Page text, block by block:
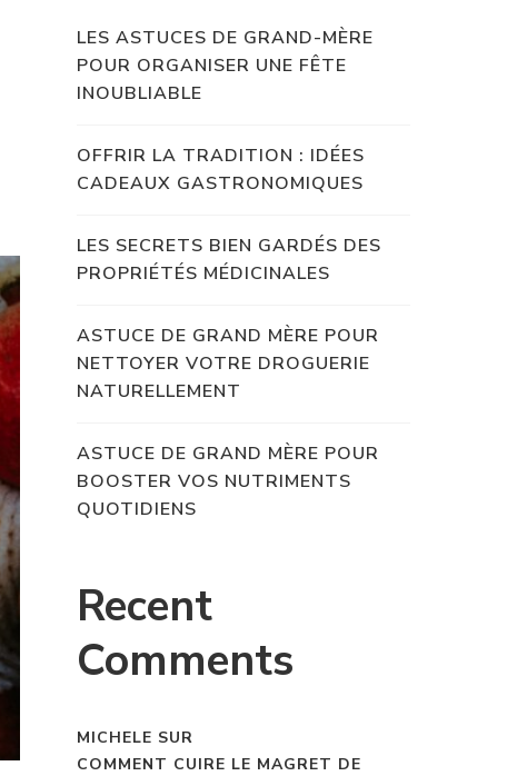
LES ASTUCES DE GRAND-MÈRE
POUR ORGANISER UNE FÊTE
INOUBLIABLE
OFFRIR LA TRADITION : IDÉES
CADEAUX GASTRONOMIQUES
LES SECRETS BIEN GARDÉS DES
PROPRIÉTÉS MÉDICINALES
ASTUCE DE GRAND MÈRE POUR
NETTOYER VOTRE DROGUERIE
NATURELLEMENT
ASTUCE DE GRAND MÈRE POUR
BOOSTER VOS NUTRIMENTS
QUOTIDIENS
Recent
Comments
MICHELE SUR
COMMENT CUIRE LE MAGRET DE